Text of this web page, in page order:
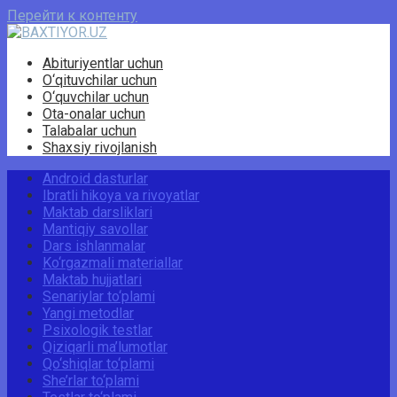
Перейти к контенту
Abituriyentlar uchun
O‘qituvchilar uchun
O‘quvchilar uchun
Ota-onalar uchun
Talabalar uchun
Shaxsiy rivojlanish
Android dasturlar
Ibratli hikoya va rivoyatlar
Maktab darsliklari
Mantiqiy savollar
Dars ishlanmalar
Ko‘rgazmali materiallar
Maktab hujjatlari
Senariylar to‘plami
Yangi metodlar
Psixologik testlar
Qiziqarli ma’lumotlar
Qo‘shiqlar to‘plami
She’rlar to‘plami